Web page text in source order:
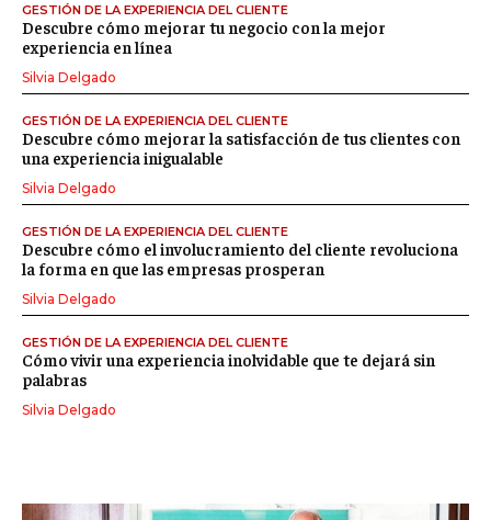
GESTIÓN DE LA EXPERIENCIA DEL CLIENTE
Descubre cómo mejorar tu negocio con la mejor
experiencia en línea
Silvia Delgado
GESTIÓN DE LA EXPERIENCIA DEL CLIENTE
Descubre cómo mejorar la satisfacción de tus clientes con
una experiencia inigualable
Silvia Delgado
GESTIÓN DE LA EXPERIENCIA DEL CLIENTE
Descubre cómo el involucramiento del cliente revoluciona
la forma en que las empresas prosperan
Silvia Delgado
GESTIÓN DE LA EXPERIENCIA DEL CLIENTE
Cómo vivir una experiencia inolvidable que te dejará sin
palabras
Silvia Delgado